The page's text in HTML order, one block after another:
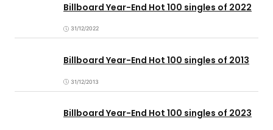
Billboard Year-End Hot 100 singles of 2022
31/12/2022
Billboard Year-End Hot 100 singles of 2013
31/12/2013
Billboard Year-End Hot 100 singles of 2023